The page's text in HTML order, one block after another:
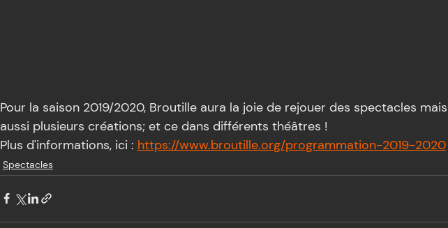
Pour la saison 2019/2020, Broutille aura la joie de rejouer des spectacles
aussi plusieurs créations; et ce dans différents théâtres !
Plus d'informations, ici : https://www.broutille.org/programmation-2019-2020
Spectacles